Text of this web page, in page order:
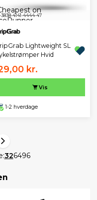
3838-4141-4444-47
Lightweight SL
Hvid
kr.
Vis
1-2 hverdage
326496